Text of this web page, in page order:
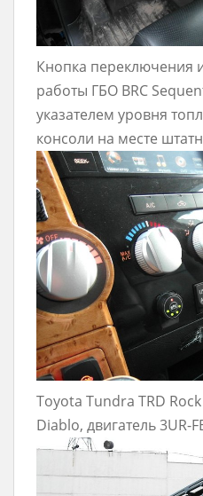
Кнопка переключения
работы ГБО BRC
указателем уровня
консоли на месте
Toyota Tundra TRD
Diablo, двигатель 3UR-